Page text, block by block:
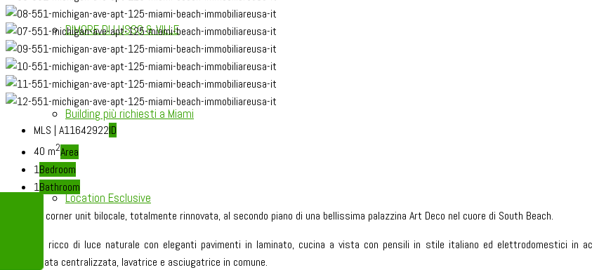
DIMORE DI LUSSO & VILLE
Building più richiesti a Miami
Location Esclusive
MLS | A11642922ID
40 m2Area
1Bedroom
1Bathroom
Deliziosa corner unit bilocale, totalmente rinnovata, al secondo piano di una bellissima palazzina Art Deco nel cuore di South Beach.
Ambiente ricco di luce naturale con eleganti pavimenti in laminato, cucina a vista con pensili in stile italiano ed elettrodomestici in
condizionata centralizzata, lavatrice e asciugatrice in comune.